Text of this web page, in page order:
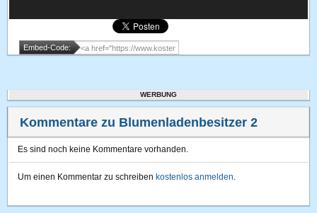
Embed-Code:
WERBUNG
Kommentare zu Blumenladenbesitzer 2
Es sind noch keine Kommentare vorhanden.
Um einen Kommentar zu schreiben kostenlos anmelden.